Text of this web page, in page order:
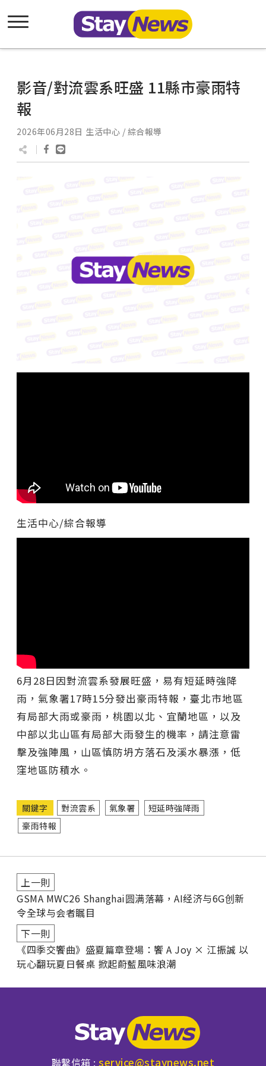
影音/對流雲系旺盛 11縣市豪雨特
報
2026年06月28日 生活中心 / 綜合報導
生活中心/綜合報導
6月28日因對流雲系發展旺盛，易有短延時強降
雨，氣象署17時15分發出豪雨特報，臺北市地區
有局部大雨或豪雨，桃園以北、宜蘭地區，以及
中部以北山區有局部大雨發生的機率，請注意雷
擊及強陣風，山區慎防坍方落石及溪水暴漲，低
窪地區防積水。
關鍵字 對流雲系 氣象署
短延時強降雨
豪雨特報
上一則
GSMA MWC26 Shanghai圆满落幕，AI经济与6G创新
令全球与会者瞩目
下一則
《四季交饗曲》盛夏篇章登場：饗 A Joy × 江振誠 以
玩心翻玩夏日餐桌 掀起蔚藍風味浪潮
聯繫信箱 :service@staynews.net